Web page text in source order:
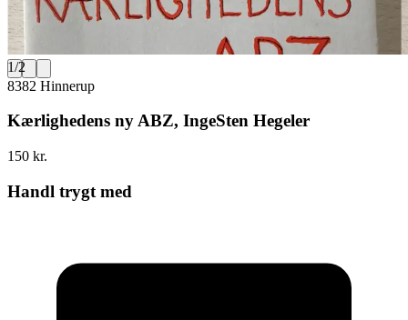
1/2
8382 Hinnerup
Kærlighedens ny ABZ, IngeSten Hegeler
150 kr.
Handl trygt med